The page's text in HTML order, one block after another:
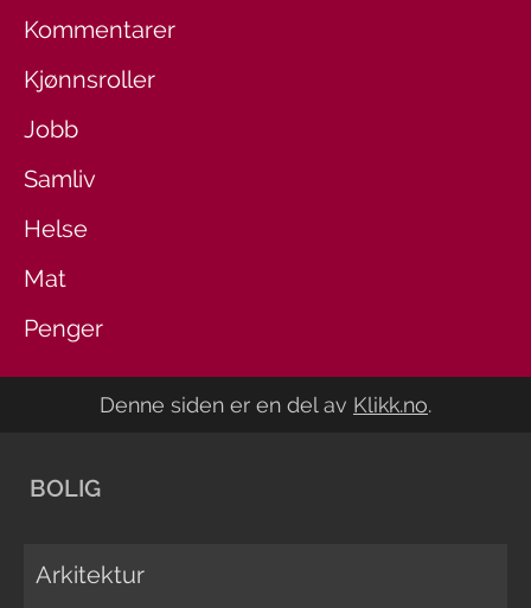
Kommentarer
Kjønnsroller
Jobb
Samliv
Helse
Mat
Penger
Denne siden er en del av Klikk.no.
BOLIG
Arkitektur